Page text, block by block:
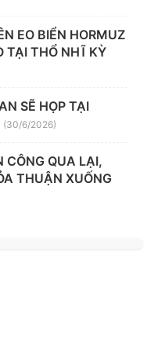
EO BIỂN HORMUZ
TẠI THỔ NHĨ KỲ
SẼ HỌP TẠI
(30/6/2026)
CÔNG QUA LẠI,
THUẬN XUỐNG